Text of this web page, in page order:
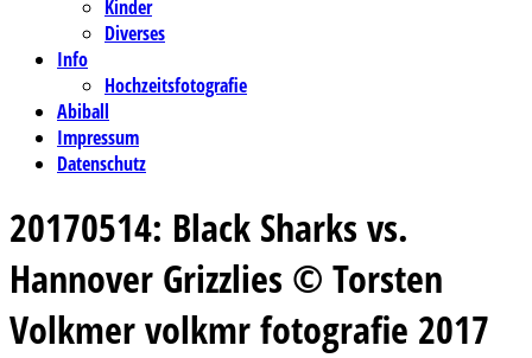
Kinder
Diverses
Info
Hochzeitsfotografie
Abiball
Impressum
Datenschutz
20170514: Black Sharks vs.
Hannover Grizzlies © Torsten
Volkmer volkmr fotografie 2017